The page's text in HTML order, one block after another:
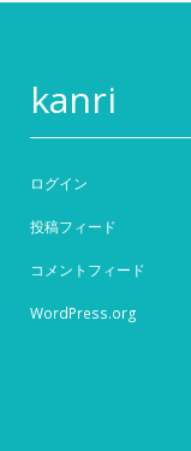
kanri
ログイン
投稿フィード
コメントフィード
WordPress.org